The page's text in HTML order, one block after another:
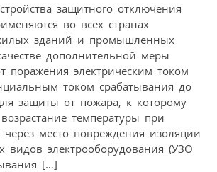
защитного отключения
во всех странах
зданий и промышленных
дополнительной меры
поражения электрическим током
током срабатывания до
защиты от пожара, к которому
температуры при
через место повреждения изоляции
видов электрооборудования (УЗО
[…]